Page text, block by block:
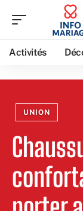
Activités
UNION